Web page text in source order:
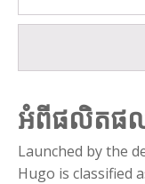
អំពីផលិតផ
Launched by the
Hugo is classified